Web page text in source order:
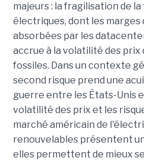
majeurs : la fragilisation de
électriques, dont les marges
absorbées par les
accrue à la volatilité des prix
fossiles. Dans un contexte
second risque prend une
guerre entre les États-Unis
volatilité des prix et les
marché américain de
renouvelables présentent
elles permettent de mieux